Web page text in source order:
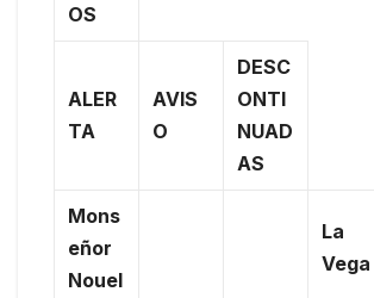
OS
ALER
TA
AVIS
O
DESC
ONTI
NUAD
AS
Mons
eñor
Nouel
La
Vega